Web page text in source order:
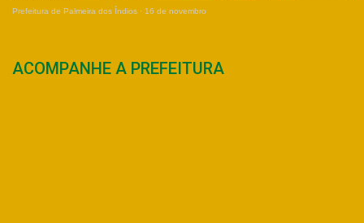
Prefeitura de Palmeira dos Índios · 16 de novembro
ACOMPANHE A PREFEITURA